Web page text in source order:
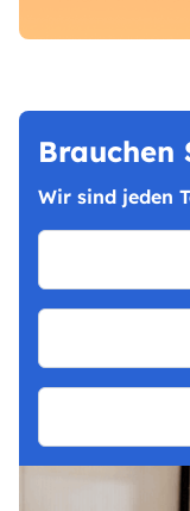
Brauchen
Wir sind jeden